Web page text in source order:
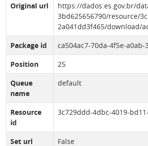
Original url
https://dados.es.gov.br/
3bd625656790/resource/
2a041dd3f465/download/
Package id
ca504ac7-70da-4f5e-a0ab-
Position
25
Queue
name
default
Resource
id
3c729ddd-4dbc-4019-
Set url
False